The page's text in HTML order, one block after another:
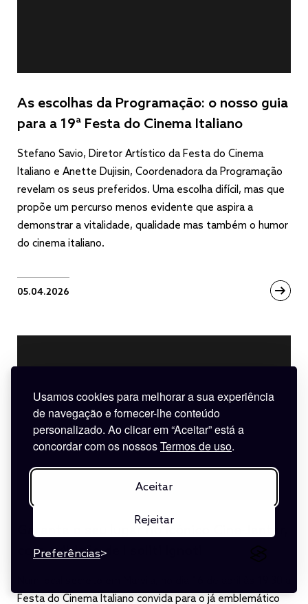
Usamos cookies para melhorar a sua experiência
de navegação e fornecer-lhe conteúdo
personalizado. Ao clicar em “Aceitar” está a
concordar com os nossosTermos de uso.
Aceitar
Rejeitar
Preferências
As escolhas da Programação: o nosso guia
para a 19ª Festa do Cinema Italiano
Stefano Savio, Diretor Artístico da Festa do Cinema
Italiano e Anette Dujisin, Coordenadora da Programação
revelam os seus preferidos. Uma escolha difícil, mas que
propõe um percurso menos evidente que aspira a
demonstrar a vitalidade, qualidade mas também o humor
do cinema italiano.
05.04.2026
Garanta o seu lugar no icónico Cine-Jantar,
com exibição de I soliti ignoti
Festa do Cinema Italiano convida para o já emblemático